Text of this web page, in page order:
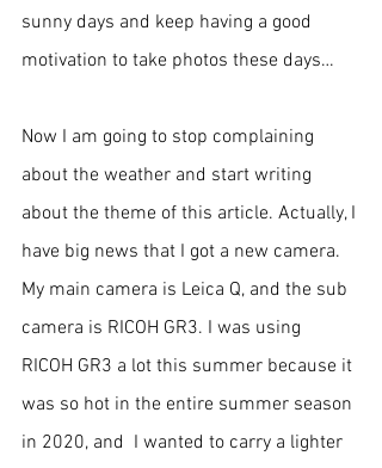
sunny days and keep having a good
motivation to take photos these days…
Now I am going to stop complaining
about the weather and start writing
about the theme of this article. Actually, I
have big news that I got a new camera.
My main camera is Leica Q, and the sub
camera is RICOH GR3. I was using
RICOH GR3 a lot this summer because it
was so hot in the entire summer season
in 2020, and  I wanted to carry a lighter